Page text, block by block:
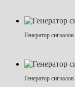
Генератор
Генератор